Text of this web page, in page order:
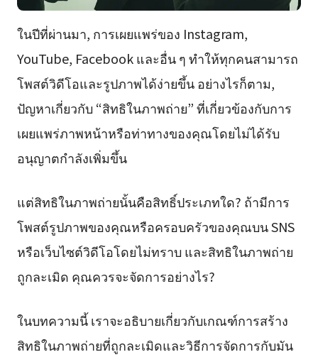
ในปีที่ผ่านมา, การเผยแพร่ของ Instagram,
YouTube, Facebook และอื่น ๆ ทำให้ทุกคนสามารถ
โพสต์วิดีโอและรูปภาพได้ง่ายขึ้น อย่างไรก็ตาม,
ปัญหาเกี่ยวกับ “สิทธิในภาพถ่าย” ที่เกี่ยวข้องกับการ
เผยแพร่ภาพหน้าหรือท่าทางของคุณโดยไม่ได้รับ
อนุญาตกำลังเพิ่มขึ้น
แต่สิทธิในภาพถ่ายนั้นคือสิทธิ์ประเภทใด? ถ้ามีการ
โพสต์รูปภาพของคุณหรือครอบครัวของคุณบน SNS
หรือเว็บไซต์วิดีโอโดยไม่ทราบ และสิทธิในภาพถ่าย
ถูกละเมิด คุณควรจะจัดการอย่างไร?
ในบทความนี้ เราจะอธิบายเกี่ยวกับเกณฑ์การสร้าง
สิทธิในภาพถ่ายที่ถูกละเมิดและวิธีการจัดการกับมัน